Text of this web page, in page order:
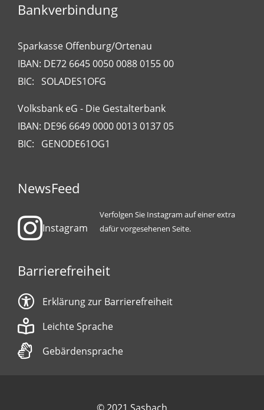
Bankverbindung
Sparkasse Offenburg/Ortenau
IBAN: DE72 6645 0050 0088 0155 00
BIC: SOLADES1OFG
Volksbank eG - Die Gestalterbank
IBAN: DE96 6649 0000 0013 0137 05
BIC: GENODE61OG1
NewsFeed
Instagram
Verfolgen Sie Instagram auf einer extra
dafür vorgesehenen Seite.
Barrierefreiheit
Erklärung zur Barrierefreiheit
Leichte Sprache
Gebärdensprache